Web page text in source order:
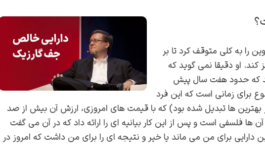
بیت‌ کوین را به‌ کلی متوقف کرد تا بر
کند. او دقیقا نمی‌ گوید که
که حدود هفت سال پیش
برای زمانی است که این فرد
ها تبدیل شده بود) که با قیمت‌ های امروزی، ارزش آن بیش از صد
ها فلسفی است و پس از این کار بیانیه ای را ارائه داد که در آن می گفت
دارایی برای من می ماند یا خیر و نتیجه ای را برای من داشت که امروز در